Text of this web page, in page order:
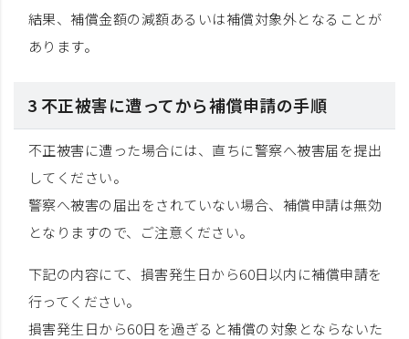
結果、補償金額の減額あるいは補償対象外となることが
あります。
3 不正被害に遭ってから補償申請の手順
不正被害に遭った場合には、直ちに警察へ被害届を提出
してください。
警察へ被害の届出をされていない場合、補償申請は無効
となりますので、ご注意ください。
下記の内容にて、損害発生日から60日以内に補償申請を
行ってください。
損害発生日から60日を過ぎると補償の対象とならないた